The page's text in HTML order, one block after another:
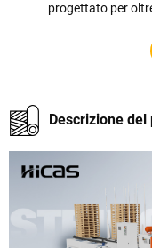
progettato per
Descrizione